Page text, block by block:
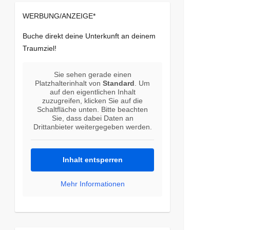
WERBUNG/ANZEIGE*
Buche direkt deine Unterkunft an deinem
Traumziel!
Sie sehen gerade einen
Platzhalterinhalt vonStandard . Um
auf den eigentlichen Inhalt
zuzugreifen, klicken Sie auf die
Schaltfläche unten. Bitte beachten
Sie, dass dabei Daten an
Drittanbieter weitergegeben werden.
Inhalt entsperren
Mehr Informationen